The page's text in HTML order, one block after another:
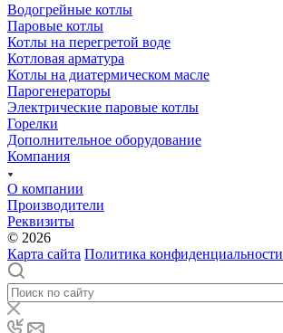
Водогрейные котлы
Паровые котлы
Котлы на перегретой воде
Котловая арматура
Котлы на диатермическом масле
Парогенераторы
Электрические паровые котлы
Горелки
Дополнительное оборудование
Компания
О компании
Производители
Реквизиты
© 2026
Карта сайта Политика конфиденциальности